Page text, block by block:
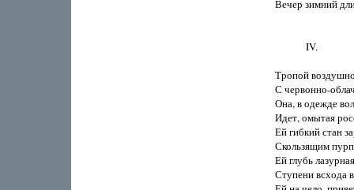
Вечер зимний
             IV.
Тропой
С червонно-
Она, в одежде
Идет, омытая
Ей гибкий стан
Скользящим
Ей глубь
Ступени всхода